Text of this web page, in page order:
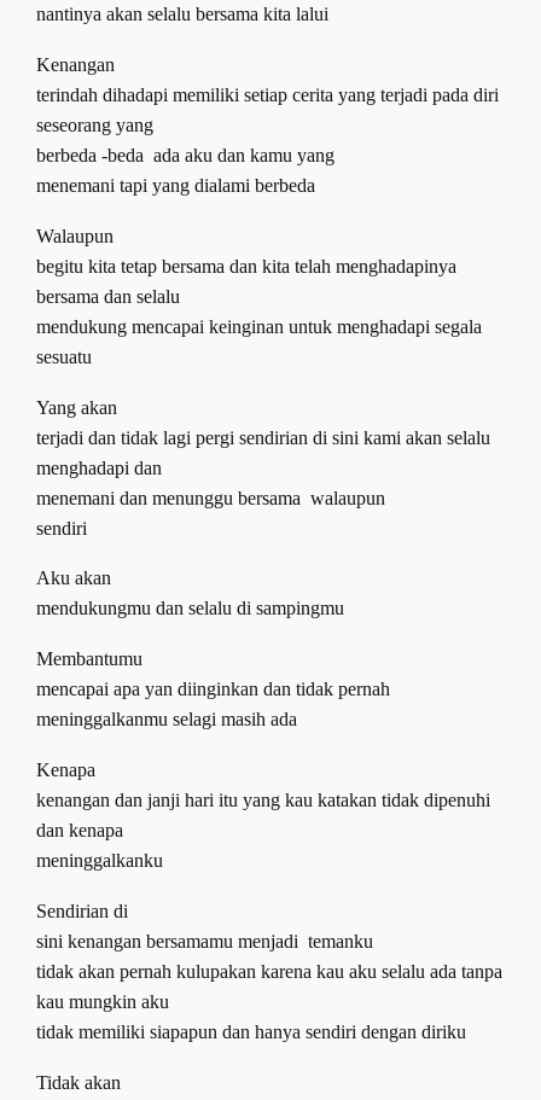
nantinya akan selalu bersama kita lalui
Kenangan
terindah dihadapi memiliki setiap cerita yang terjadi pada diri
seseorang yang
berbeda -beda ada aku dan kamu yang
menemani tapi yang dialami berbeda
Walaupun
begitu kita tetap bersama dan kita telah menghadapinya
bersama dan selalu
mendukung mencapai keinginan untuk menghadapi segala
sesuatu
Yang akan
terjadi dan tidak lagi pergi sendirian di sini kami akan selalu
menghadapi dan
menemani dan menunggu bersama walaupun
sendiri
Aku akan
mendukungmu dan selalu di sampingmu
Membantumu
mencapai apa yan diinginkan dan tidak pernah
meninggalkanmu selagi masih ada
Kenapa
kenangan dan janji hari itu yang kau katakan tidak dipenuhi
dan kenapa
meninggalkanku
Sendirian di
sini kenangan bersamamu menjadi temanku
tidak akan pernah kulupakan karena kau aku selalu ada tanpa
kau mungkin aku
tidak memiliki siapapun dan hanya sendiri dengan diriku
Tidak akan